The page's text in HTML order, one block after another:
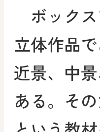
ボックス
立体作品
近景、中
ある。そ